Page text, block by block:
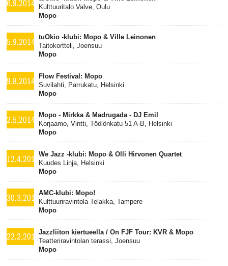
6.9.2014
Kulttuuritalo Valve, Oulu
Mopo
5.9.2014
tuOkio -klubi: Mopo & Ville Leinonen
Taitokortteli, Joensuu
Mopo
9.8.2014
Flow Festival: Mopo
Suvilahti, Parrukatu, Helsinki
Mopo
2.5.2014
Mopo - Mirkka & Madrugada - DJ Emil
Korjaamo, Vintti, Töölönkatu 51 A-B, Helsinki
Mopo
12.4.2014
We Jazz -klubi: Mopo & Olli Hirvonen Quartet
Kuudes Linja, Helsinki
Mopo
30.3.2014AMC-klubi: Mopo!
Kulttuuriravintola Telakka, Tampere
Mopo
22.2.2014Jazzliiton kiertueella / On FJF Tour: KVR & Mopo
Teatteriravintolan terassi, Joensuu
Mopo